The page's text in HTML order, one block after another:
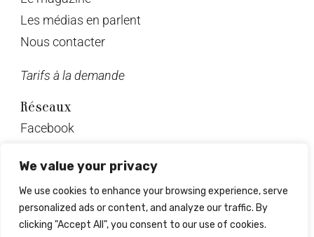
We value your privacy
We use cookies to enhance your browsing experience, serve
personalized ads or content, and analyze our traffic. By
clicking "Accept All", you consent to our use of cookies.
Les médias en parlent
Nous contacter
Tarifs à la demande
Réseaux
Facebook
Instagram
Pinterest
Linkedin